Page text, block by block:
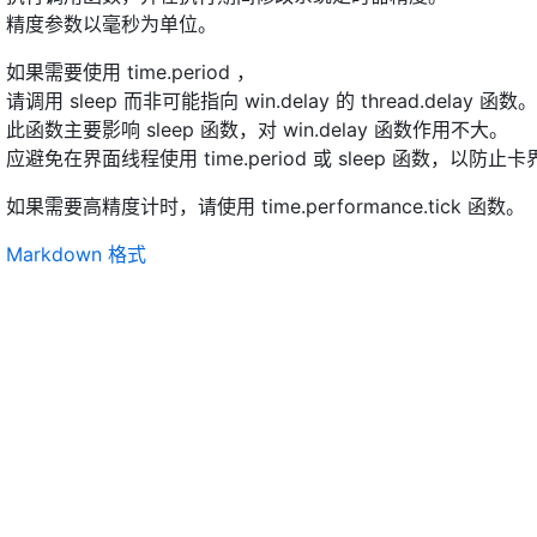
精度参数以毫秒为单位。
如果需要使用 time.period ，
请调用 sleep 而非可能指向 win.delay 的 thread.delay 函数。
此函数主要影响 sleep 函数，对 win.delay 函数作用不大。
应避免在界面线程使用 time.period 或 sleep 函数，以防止卡
如果需要高精度计时，请使用 time.performance.tick 函数。
Markdown 格式